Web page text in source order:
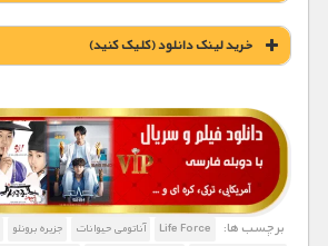
خريد لينک دانلود (کليک کنيد)
1900 تومان – خريد لينک دانلود (افزودن به سبد خريد)
برچسب ها: Life Force آناتومی حیوانات جزیره برونئو